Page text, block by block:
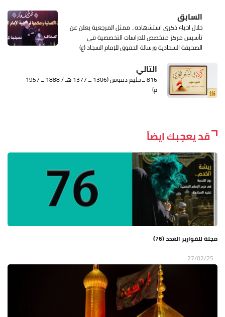
السابق
خلال احياء ذكرى استشهاده.. ممثل المرجعية يعلن عن
تأسيس مركز متخصص للدراسات التخصصية في
الصحيفة السجادية ورسالة الحقوق للإمام السجاد (ع)
التالي
816 ــ حليم دموس (1306 ــ 1377 هـ / 1888 ــ 1957
م)
قد يعجبك ايضاً
مجلة للقوارير العدد (76)
27/02/25